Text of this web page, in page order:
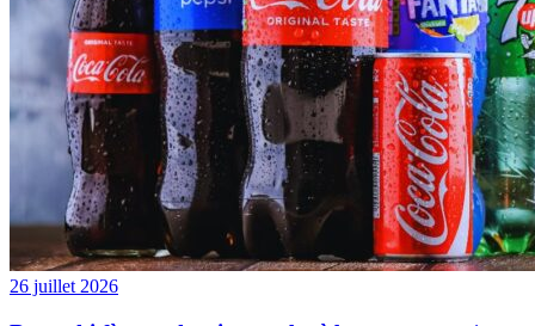
26 juillet 2026